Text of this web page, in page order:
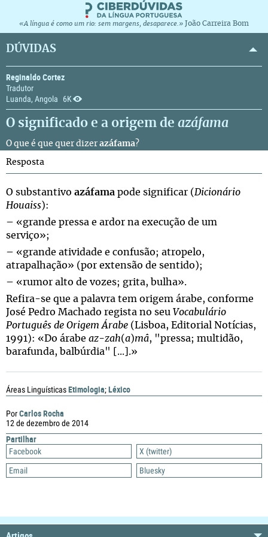
«A língua é como um rio: sem margens, desaparece.» João Carreira Bom
DÚVIDAS
Reginaldo Cortez
Tradutor
Luanda, Angola
6K
O significado e a origem de azáfama
O que é que quer dizer azáfama?
PorCarlos Rocha
12 de dezembro de 2014
Partilhar
Facebook
X (twitter)
Email
Bluesky
Resposta
O substantivo azáfama pode significar ( Dicionário
Houaiss):
– «grande pressa e ardor na execução de um
serviço»;
– «grande atividade e confusão; atropelo,
atrapalhação» (por extensão de sentido);
– «rumor alto de vozes; grita, bulha».
Refira-se que a palavra tem origem árabe, conforme
José Pedro Machado regista no seu Vocabulário
Português de Origem Árabe (Lisboa, Editorial Notícias,
1991): «Do árabe az-zah(a)mâ, "pressa; multidão,
barafunda, balbúrdia" [...].»
Áreas LinguísticasEtimologia;Léxico